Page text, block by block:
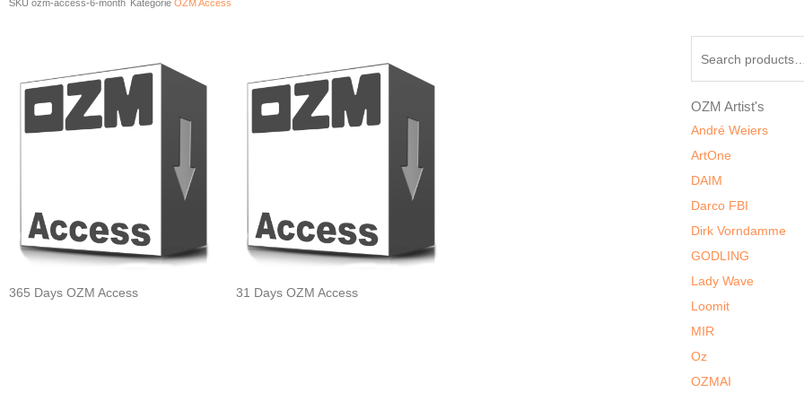
SKU ozm-access-6-month Kategorie OZM Access
365 Days OZM Access 31 Days OZM Access
OZM Artist's
André Weiers
ArtOne
DAIM
Darco FBI
Dirk Vorndamme
GODLING
Lady Wave
Loomit
MIR
Oz
OZMAI